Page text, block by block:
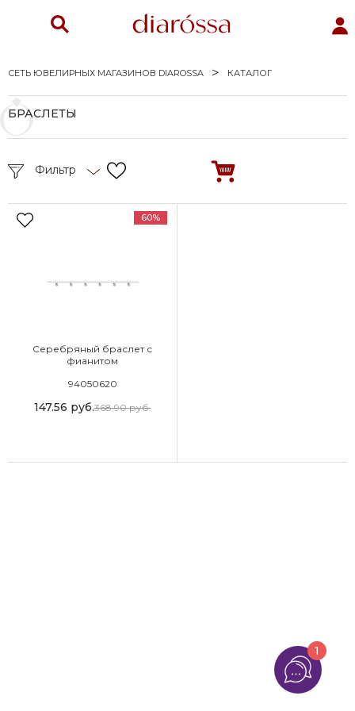
СЕТЬ ЮВЕЛИРНЫХ МАГАЗИНОВ DIAROSSA КАТАЛОГ
БРАСЛЕТЫ
Фильтр
60%
Серебряный браслет с
фианитом
94050620
147.56 руб.368.90руб.
1